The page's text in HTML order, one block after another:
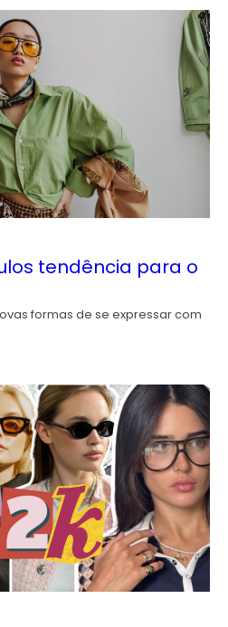
tendência para o
formas de se expressar com